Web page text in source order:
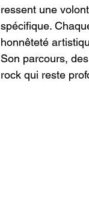
ressent une
spécifique.
honnêteté
Son parcours,
rock qui reste